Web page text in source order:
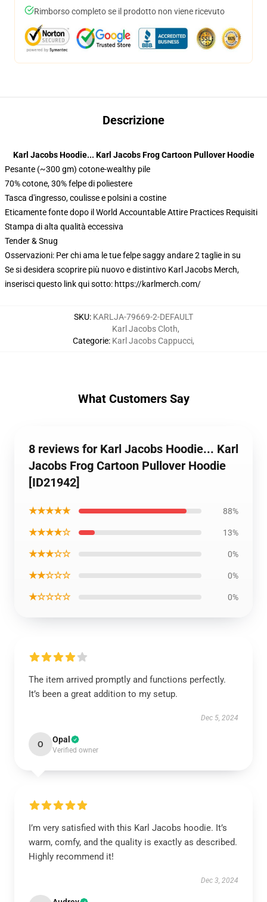
Rimborso completo se il prodotto non viene ricevuto
Descrizione
Karl Jacobs Hoodie... Karl Jacobs Frog Cartoon Pullover Hoodie
Pesante (~300 gm) cotone-wealthy pile
70% cotone, 30% felpe di poliestere
Tasca d'ingresso, coulisse e polsini a costine
Eticamente fonte dopo il World Accountable Attire Practices Requisiti
Stampa di alta qualità eccessiva
Tender & Snug
Osservazioni: Per chi ama le tue felpe saggy andare 2 taglie in su
Se si desidera scoprire più nuovo e distintivo Karl Jacobs Merch,
inserisci questo link qui sotto: https://karlmerch.com/
SKU: KARLJA-79669-2-DEFAULT
Categorie:
Karl Jacobs Cloth,
Karl Jacobs Cappucci,
What Customers Say
8 reviews for Karl Jacobs Hoodie... Karl
Jacobs Frog Cartoon Pullover Hoodie
[ID21942]
★★★★★ 88%
★★★★☆ 13%
★★★☆☆ 0%
★★☆☆☆ 0%
★☆☆☆☆ 0%
The item arrived promptly and functions perfectly.
It’s been a great addition to my setup.
Dec 5, 2024
O Opal
Verified owner
I’m very satisfied with this Karl Jacobs hoodie. It’s
warm, comfy, and the quality is exactly as described.
Highly recommend it!
Dec 3, 2024